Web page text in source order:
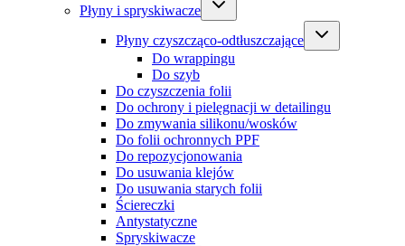
Płyny i spryskiwacze
Płyny czyszcząco-odtłuszczające
Do wrappingu
Do szyb
Do czyszczenia folii
Do ochrony i pielęgnacji w detailingu
Do zmywania silikonu/wosków
Do folii ochronnych PPF
Do repozycjonowania
Do usuwania klejów
Do usuwania starych folii
Ściereczki
Antystatyczne
Spryskiwacze